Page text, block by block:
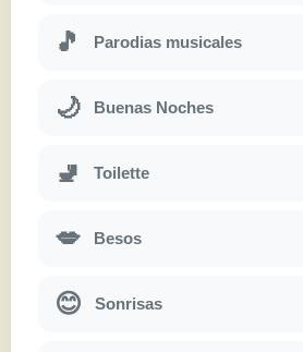
🎵 Parodias musicales
🌙 Buenas Noches
🚽 Toilette
💋 Besos
😊 Sonrisas